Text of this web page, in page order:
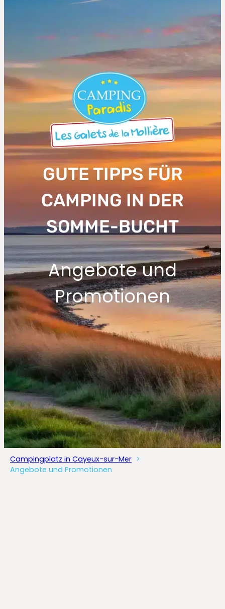
GUTE TIPPS FÜR
CAMPING IN DER
SOMME-BUCHT
Angebote und
Promotionen
Campingplatz in Cayeux-sur-Mer
Angebote und Promotionen